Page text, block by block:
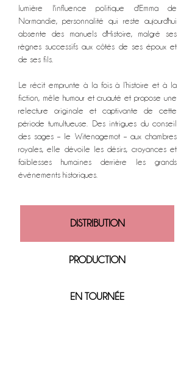
lumière l'influence politique d'Emma de
Normandie, personnalité qui reste aujourd'hui
absente des manuels d'Histoire, malgré ses
règnes successifs aux côtés de ses époux et
de ses fils.
Le récit emprunte à la fois à l’histoire et à la
fiction, mêle humour et cruauté et propose une
relecture originale et captivante de cette
période tumultueuse. Des intrigues du conseil
des sages – le Witenagemot – aux chambres
royales, elle dévoile les désirs, croyances et
faiblesses humaines derrière les grands
événements historiques.
DISTRIBUTION
PRODUCTION
EN TOURNÉE